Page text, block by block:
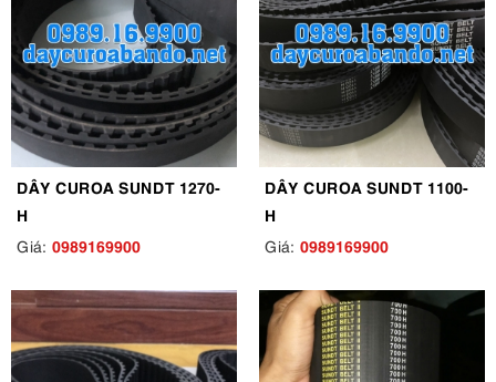
DÂY CUROA SUNDT 1270-
H
Giá: 0989169900
DÂY CUROA SUNDT 1100-
H
Giá: 0989169900